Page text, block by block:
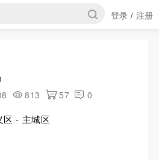
登录 / 注册
813 57 0
区 - 主城区